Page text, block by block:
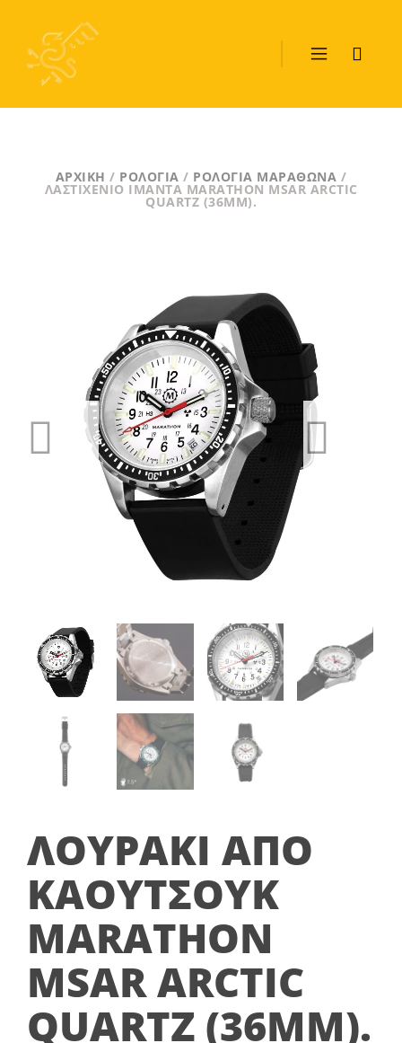
ΑΡΧΙΚΉ / ΡΟΛΌΓΙΑ / ΡΟΛΌΓΙΑ ΜΑΡΑΘΏΝΑ /
ΛΑΣΤΙΧΈΝΙΟ ΙΜΆΝΤΑ MARATHON MSAR ARCTIC
QUARTZ (36MM).
ΛΟΥΡΆΚΙ ΑΠΌ
ΚΑΟΥΤΣΟΎΚ
MARATHON
MSAR ARCTIC
QUARTZ (36MM).